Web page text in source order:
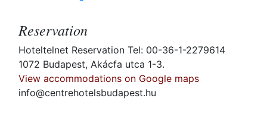
Reservation
Hoteltelnet Reservation Tel: 00-36-1-2279614
1072 Budapest, Akácfa utca 1-3.
View accommodations on Google maps
info@centrehotelsbudapest.hu